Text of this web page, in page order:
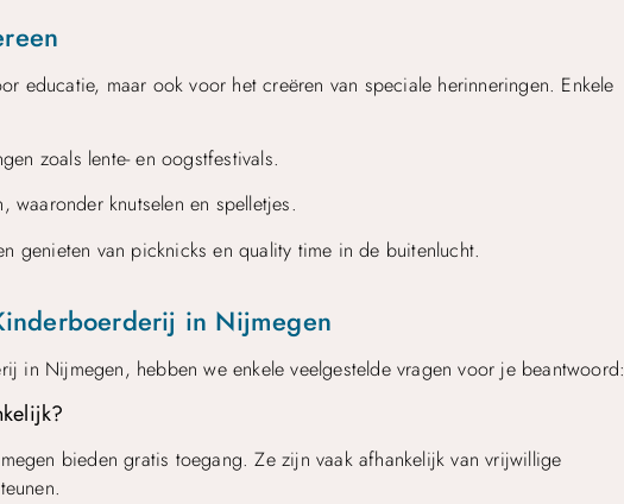
educatie, maar ook voor het creëren van speciale herinneringen. Enkele
zoals lente- en oogstfestivals.
knutselen en spelletjes.
genieten van picknicks en quality time in de buitenlucht.
in Nijmegen
in Nijmegen, hebben we enkele veelgestelde vragen voor je beantwoord:
bieden gratis toegang. Ze zijn vaak afhankelijk van vrijwillige